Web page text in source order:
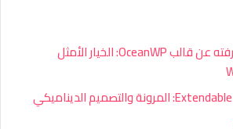
كل ما تحتاج معرفته عن قالب OceanWP: الخيار الأمثل
استكشاف قالب Extendable: المرونة والتصميم الديناميكي